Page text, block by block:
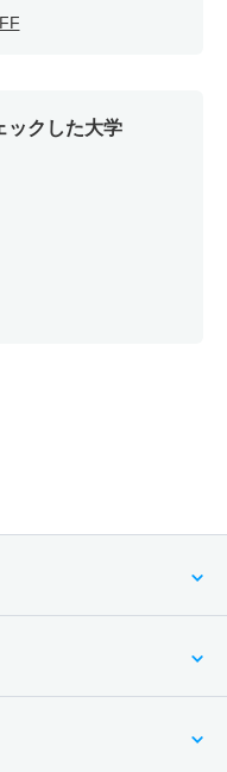
ックした大学